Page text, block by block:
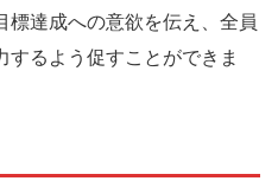
標達成への意欲を伝え、全員
るよう促すことができま